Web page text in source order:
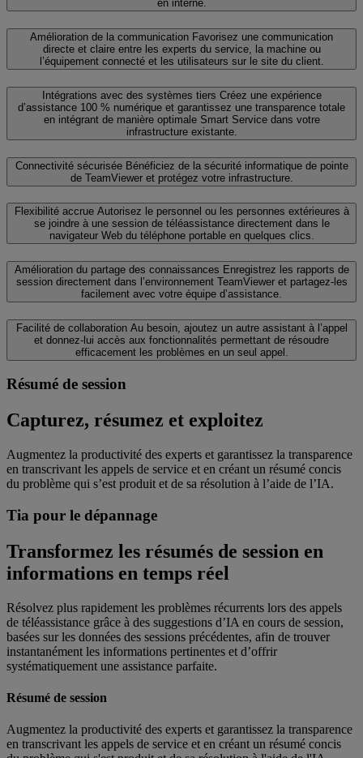
en interne.
Amélioration de la communication Favorisez une communication
directe et claire entre les experts du service, la machine ou
l’équipement connecté et les utilisateurs sur le site du client.
Intégrations avec des systèmes tiers Créez une expérience
d’assistance 100 % numérique et garantissez une transparence totale
en intégrant de manière optimale Smart Service dans votre
infrastructure existante.
Connectivité sécurisée Bénéficiez de la sécurité informatique de pointe
de TeamViewer et protégez votre infrastructure.
Flexibilité accrue Autorisez le personnel ou les personnes extérieures à
se joindre à une session de téléassistance directement dans le
navigateur Web du téléphone portable en quelques clics.
Amélioration du partage des connaissances Enregistrez les rapports de
session directement dans l’environnement TeamViewer et partagez-les
facilement avec votre équipe d’assistance.
Facilité de collaboration Au besoin, ajoutez un autre assistant à l’appel
et donnez-lui accès aux fonctionnalités permettant de résoudre
efficacement les problèmes en un seul appel.
Résumé de session
Capturez, résumez et exploitez
Augmentez la productivité des experts et garantissez la transparence
en transcrivant les appels de service et en créant un résumé concis
du problème qui s’est produit et de sa résolution à l’aide de l’IA.
Tia pour le dépannage
Transformez les résumés de session en
informations en temps réel
Résolvez plus rapidement les problèmes récurrents lors des appels
de téléassistance grâce à des suggestions d’IA en cours de session,
basées sur les données des sessions précédentes, afin de trouver
instantanément les informations pertinentes et d’offrir
systématiquement une assistance parfaite.
Résumé de session
Augmentez la productivité des experts et garantissez la transparence
en transcrivant les appels de service et en créant un résumé concis